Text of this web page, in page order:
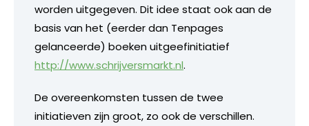
worden uitgegeven. Dit idee staat ook aan de
basis van het (eerder dan Tenpages
gelanceerde) boeken uitgeefinitiatief
http://www.schrijversmarkt.nl.
De overeenkomsten tussen de twee
initiatieven zijn groot, zo ook de verschillen.